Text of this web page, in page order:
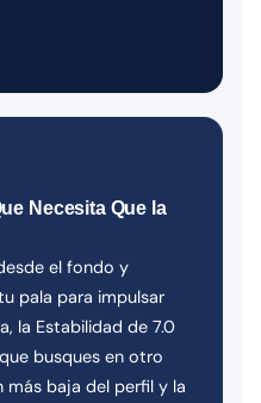
Necesita Que la
el fondo y
pala para impulsar
la Estabilidad de 7.0
busques en otro
más baja del perfil y la